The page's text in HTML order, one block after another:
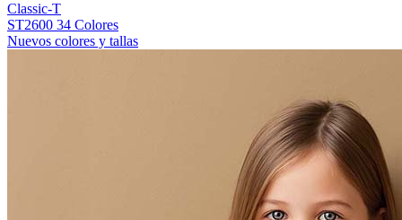
Classic-T
ST2600 34 Colores
Nuevos colores y tallas